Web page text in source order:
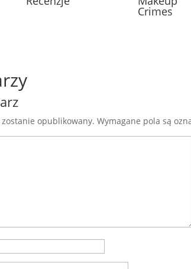
Crimes
opublikowany. Wymagane pola są